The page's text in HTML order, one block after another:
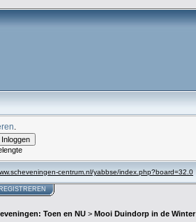
centrum.nl/yabbse/index.php?board=32.0
Toen en NU > Mooi Duindorp in de Winter